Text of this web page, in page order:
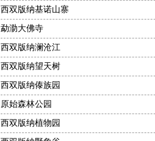
西双版纳基诺山寨
勐泐大佛寺
西双版纳澜沧江
西双版纳望天树
西双版纳傣族园
原始森林公园
西双版纳植物园